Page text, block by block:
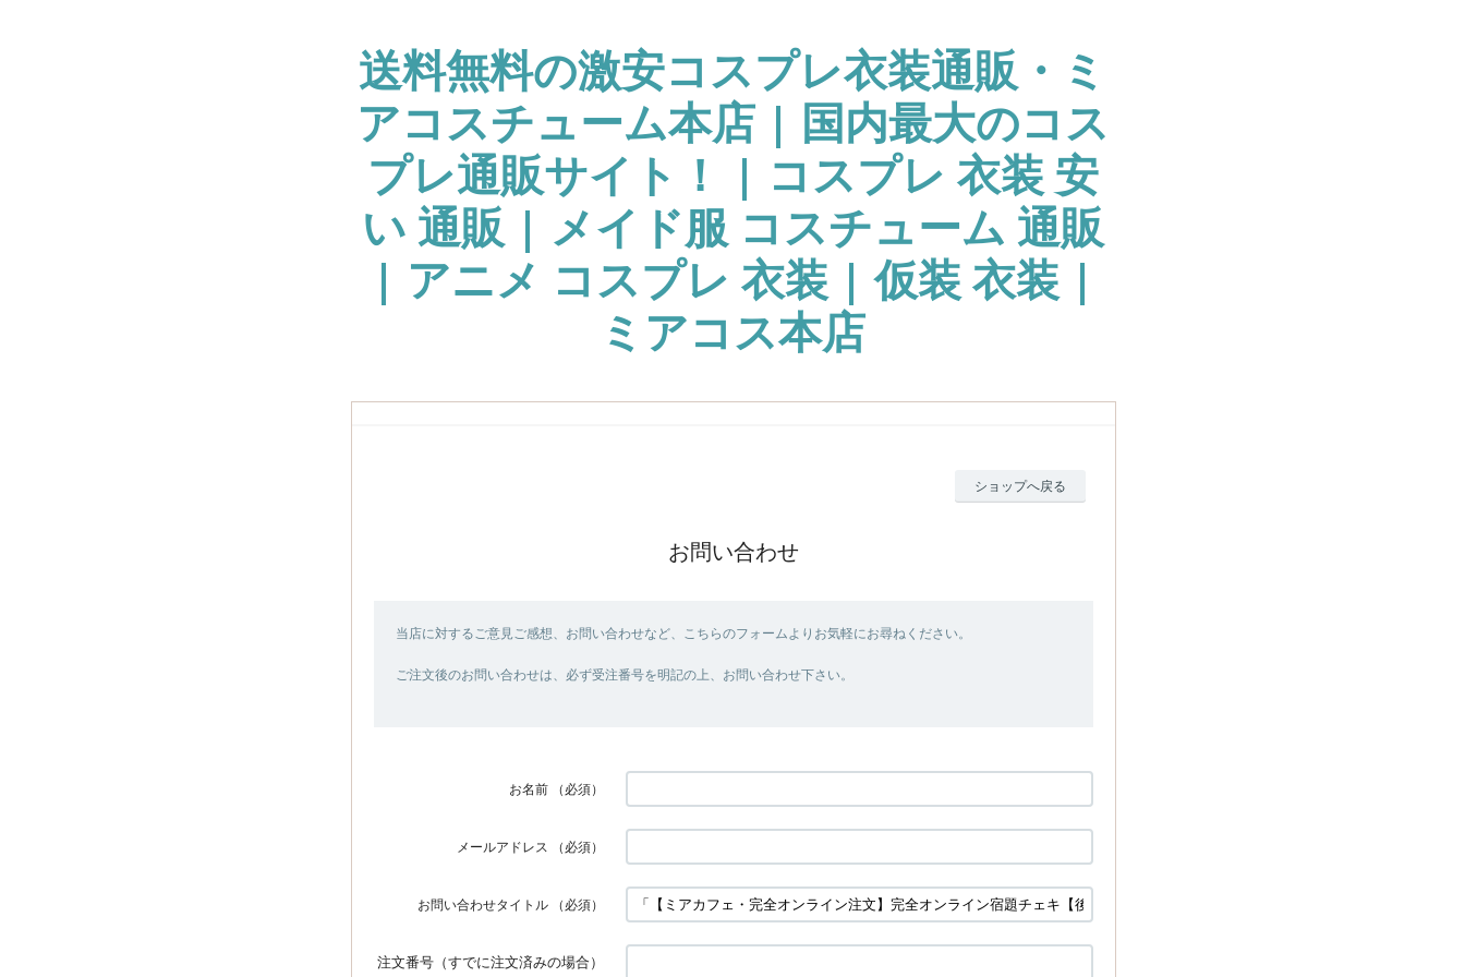
送料無料の激安コスプレ衣装通販・ミ
アコスチューム本店 | 国内最大のコス
プレ通販サイト！ | コスプレ 衣装 安
い 通販 | メイド服 コスチューム 通販
| アニメ コスプレ 衣装 | 仮装 衣装 |
ミアコス本店
ショップへ戻る
お問い合わせ
当店に対するご意見ご感想、お問い合わせなど、こちらのフォームよりお気軽にお尋ねください。
ご注文後のお問い合わせは、必ず受注番号を明記の上、お問い合わせ下さい。
お名前 （必須）
メールアドレス （必須）
お問い合わせタイトル （必須）
注文番号（すでに注文済みの場合）